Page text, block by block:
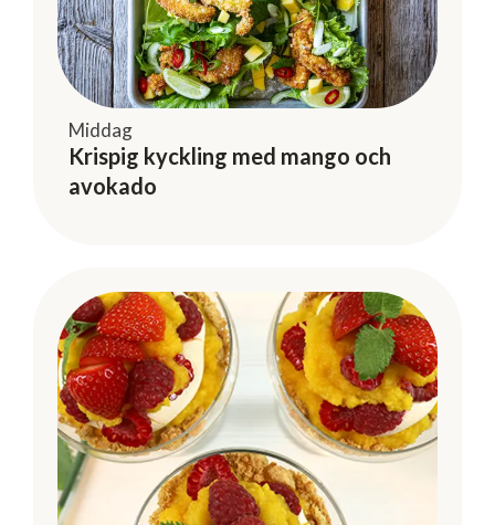
Middag
Krispig kyckling med mango och
avokado